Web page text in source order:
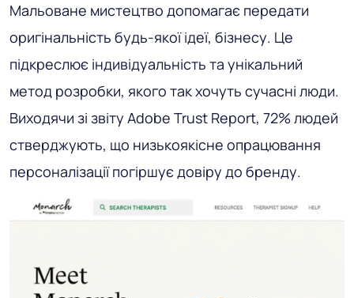
Мальоване мистецтво допомагає передати
оригінальність будь-якої ідеї, бізнесу. Це
підкреслює індивідуальність та унікальний
метод розробки, якого так хочуть сучасні люди.
Виходячи зі звіту Adobe Trust Report, 72% людей
стверджують, що низькоякісне опрацювання
персоналізації погіршує довіру до бренду.